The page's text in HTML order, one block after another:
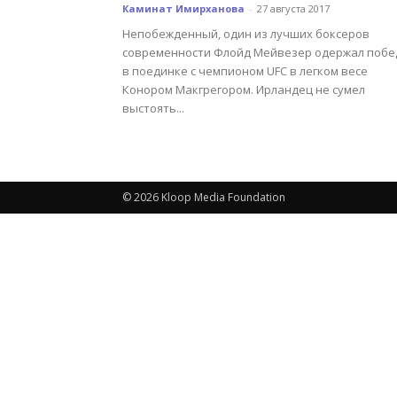
Каминат Имирханова - 27 августа 2017
Непобежденный, один из лучших боксеров
современности Флойд Мейвезер одержал
в поединке с чемпионом UFC в легком весе
Конором Макгрегором. Ирландец не сумел
выстоять...
© 2026 Kloop Media Foundation